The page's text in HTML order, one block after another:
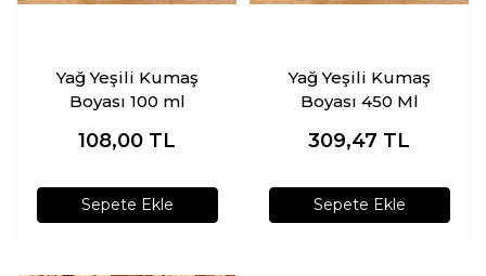
Yağ Yeşili Kumaş
Boyası 100 ml
108,00 TL
Sepete Ekle
Yağ Yeşili Kumaş
Boyası 450 Ml
309,47 TL
Sepete Ekle